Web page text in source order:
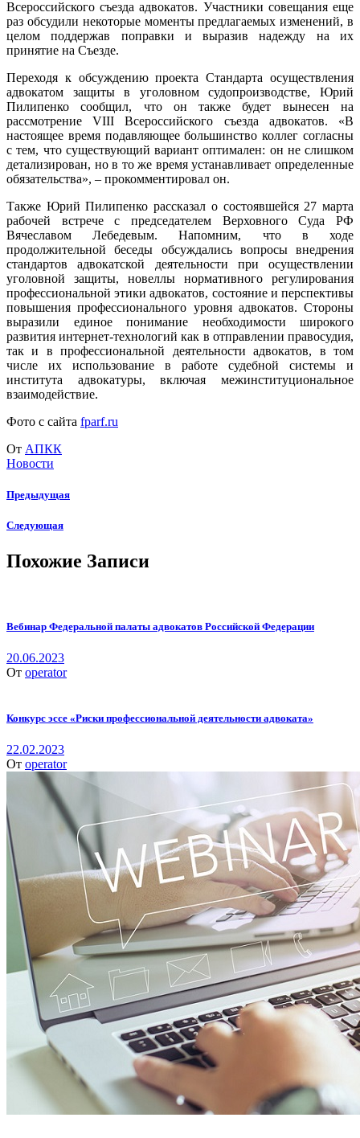
Всероссийского съезда адвокатов. Участники совещания еще
раз обсудили некоторые моменты предлагаемых изменений, в
целом поддержав поправки и выразив надежду на их
принятие на Съезде.
Переходя к обсуждению проекта Стандарта осуществления
адвокатом защиты в уголовном судопроизводстве, Юрий
Пилипенко сообщил, что он также будет вынесен на
рассмотрение VIII Всероссийского съезда адвокатов. «В
настоящее время подавляющее большинство коллег согласны
с тем, что существующий вариант оптимален: он не слишком
детализирован, но в то же время устанавливает определенные
обязательства», – прокомментировал он.
Также Юрий Пилипенко рассказал о состоявшейся 27 марта
рабочей встрече с председателем Верховного Суда РФ
Вячеславом Лебедевым. Напомним, что в ходе
продолжительной беседы обсуждались вопросы внедрения
стандартов адвокатской деятельности при осуществлении
уголовной защиты, новеллы нормативного регулирования
профессиональной этики адвокатов, состояние и перспективы
повышения профессионального уровня адвокатов. Стороны
выразили единое понимание необходимости широкого
развития интернет-технологий как в отправлении правосудия,
так и в профессиональной деятельности адвокатов, в том
числе их использование в работе судебной системы и
института адвокатуры, включая межинституциональное
взаимодействие.
Фото с сайта fparf.ru
От АПКК
Новости
Предыдущая
Следующая
Похожие Записи
Вебинар Федеральной палаты адвокатов Российской Федерации
20.06.2023
От operator
Конкурс эссе «Риски профессиональной деятельности адвоката»
22.02.2023
От operator